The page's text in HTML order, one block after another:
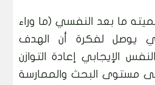
ما بعد النفسي (ما وراء
يوصل لفكرة أن الهدف
الإيجابي إعادة التوازن
مستوى البحث والممارسة